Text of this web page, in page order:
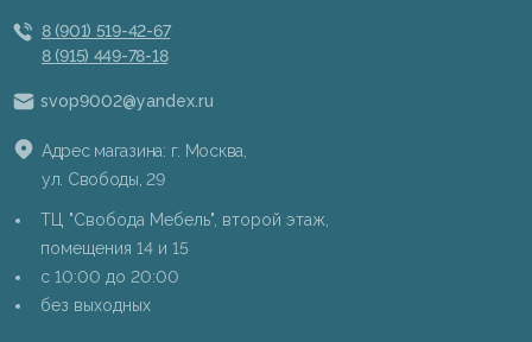
8 (901) 519-42-67
8 (915) 449-78-18
svop9002@yandex.ru
Адрес магазина: г. Москва,
ул. Свободы, 29
ТЦ "Свобода Мебель", второй этаж,
помещения 14 и 15
c 10:00 до 20:00
без выходных